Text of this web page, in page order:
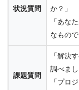
状況質問
か？」
「あな
なもので
課題質問
「解決
調べまし
「プロ